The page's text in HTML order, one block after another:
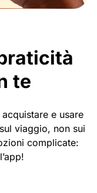
te
e usare
viaggio, non sui
complicate: